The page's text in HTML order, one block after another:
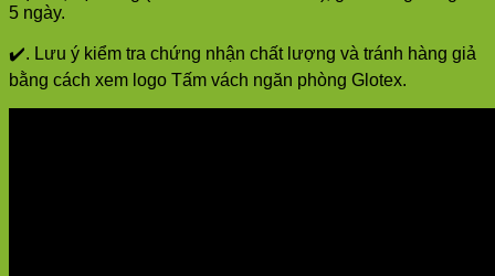
5 ngày.
✔️. Lưu ý kiểm tra chứng nhận chất lượng và tránh hàng giả
bằng cách xem logo Tấm vách ngăn phòng Glotex.